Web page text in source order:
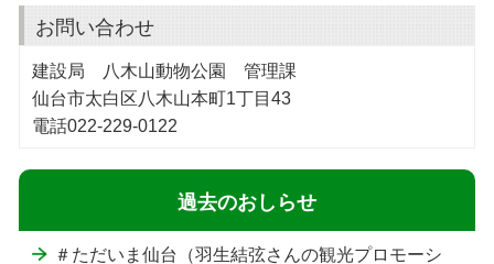
お問い合わせ
建設局 八木山動物公園 管理課
仙台市太白区八木山本町1丁目43
電話022-229-0122
過去のおしらせ
＃ただいま仙台（羽生結弦さんの観光プロモーシ